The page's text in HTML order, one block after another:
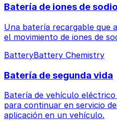
Batería de iones de sodio
Una batería recargable que
el movimiento de iones de
BatteryBattery Chemistry
Batería de segunda vida
Batería de vehículo eléctrico
para continuar en servicio
aplicación en un vehículo.